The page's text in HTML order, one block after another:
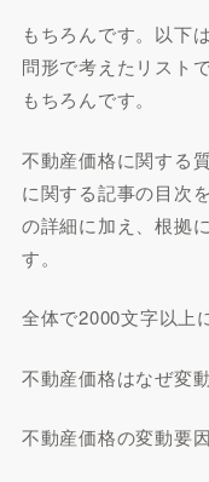
もちろんです。以下
問形で考えたリストで
もちろんです。
不動産価格に関する
に関する記事の目次
の詳細に加え、根拠
す。
全体で2000文字以上
不動産価格はなぜ変
不動産価格の変動要因